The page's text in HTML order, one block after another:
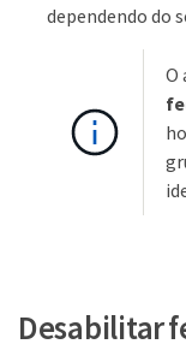
dependendo do
O
Desabilitar